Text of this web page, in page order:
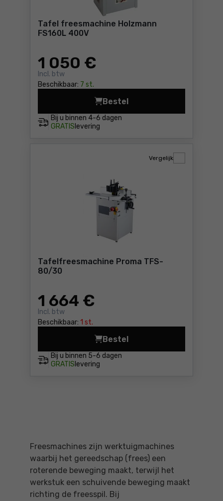
Tafel freesmachine Holzmann
FS160L 400V
1 050 €
Incl. btw
Beschikbaar: 7 st.
Bij u binnen 4-6 dagen
GRATIS levering
Bestel
Tafel freesmachine
Tafelfreesmachine Proma TFS-
80/30
1 664 €
Incl. btw
Beschikbaar: 1 st.
Vergelijk
Bij u binnen 5-6 dagen
GRATIS levering
Bestel
Tafelfreesmachine Proma
Freesmachines zijn werktuigmachines
waarbij het gereedschap (frees) een
roterende beweging maakt, terwijl het
werkstuk een schuivende beweging maakt
richting de freesspil. Bij